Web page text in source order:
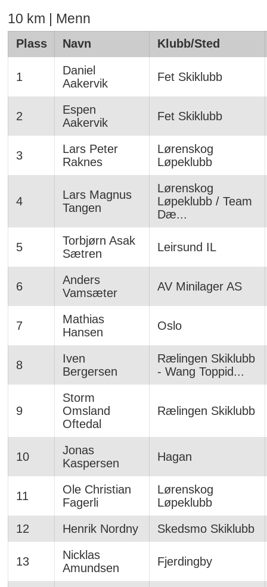
10 km | Menn
Plass Navn Klubb/Sted
1
Daniel
Aakervik
Fet Skiklubb
2
Espen
Aakervik
Fet Skiklubb
3
Lars Peter
Raknes
Lørenskog
Løpeklubb
4
Lars Magnus
Tangen
Lørenskog
Løpeklubb / Team
Dæ...
5
Torbjørn Asak
Sætren
Leirsund IL
6
Anders
Vamsæter
AV Minilager AS
7
Mathias
Hansen
Oslo
8
Iven
Bergersen
Rælingen Skiklubb
- Wang Toppid...
9
Storm
Omsland
Oftedal
Rælingen Skiklubb
10
Jonas
Kaspersen
Hagan
11
Ole Christian
Fagerli
Lørenskog
Løpeklubb
12
Henrik Nordny Skedsmo Skiklubb
13
Nicklas
Amundsen
Fjerdingby